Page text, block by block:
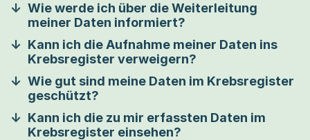
Wie werde ich über die Weiterleitung
meiner Daten informiert?
Kann ich die Aufnahme meiner Daten ins
Krebsregister verweigern?
Wie gut sind meine Daten im Krebsregister
geschützt?
Kann ich die zu mir erfassten Daten im
Krebsregister einsehen?